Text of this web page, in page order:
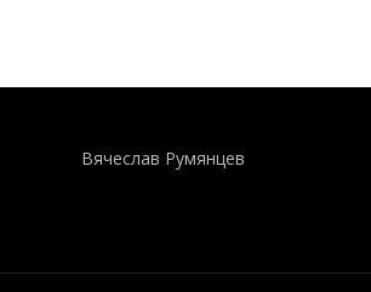
Вячеслав Румянцев